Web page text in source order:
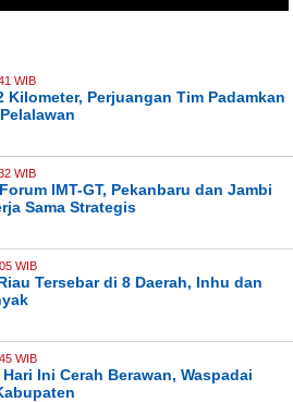
WIB
Kilometer, Perjuangan Tim Padamkan
WIB
IMT-GT, Pekanbaru dan Jambi
Sama Strategis
WIB
Tersebar di 8 Daerah, Inhu dan
WIB
Ini Cerah Berawan, Waspadai